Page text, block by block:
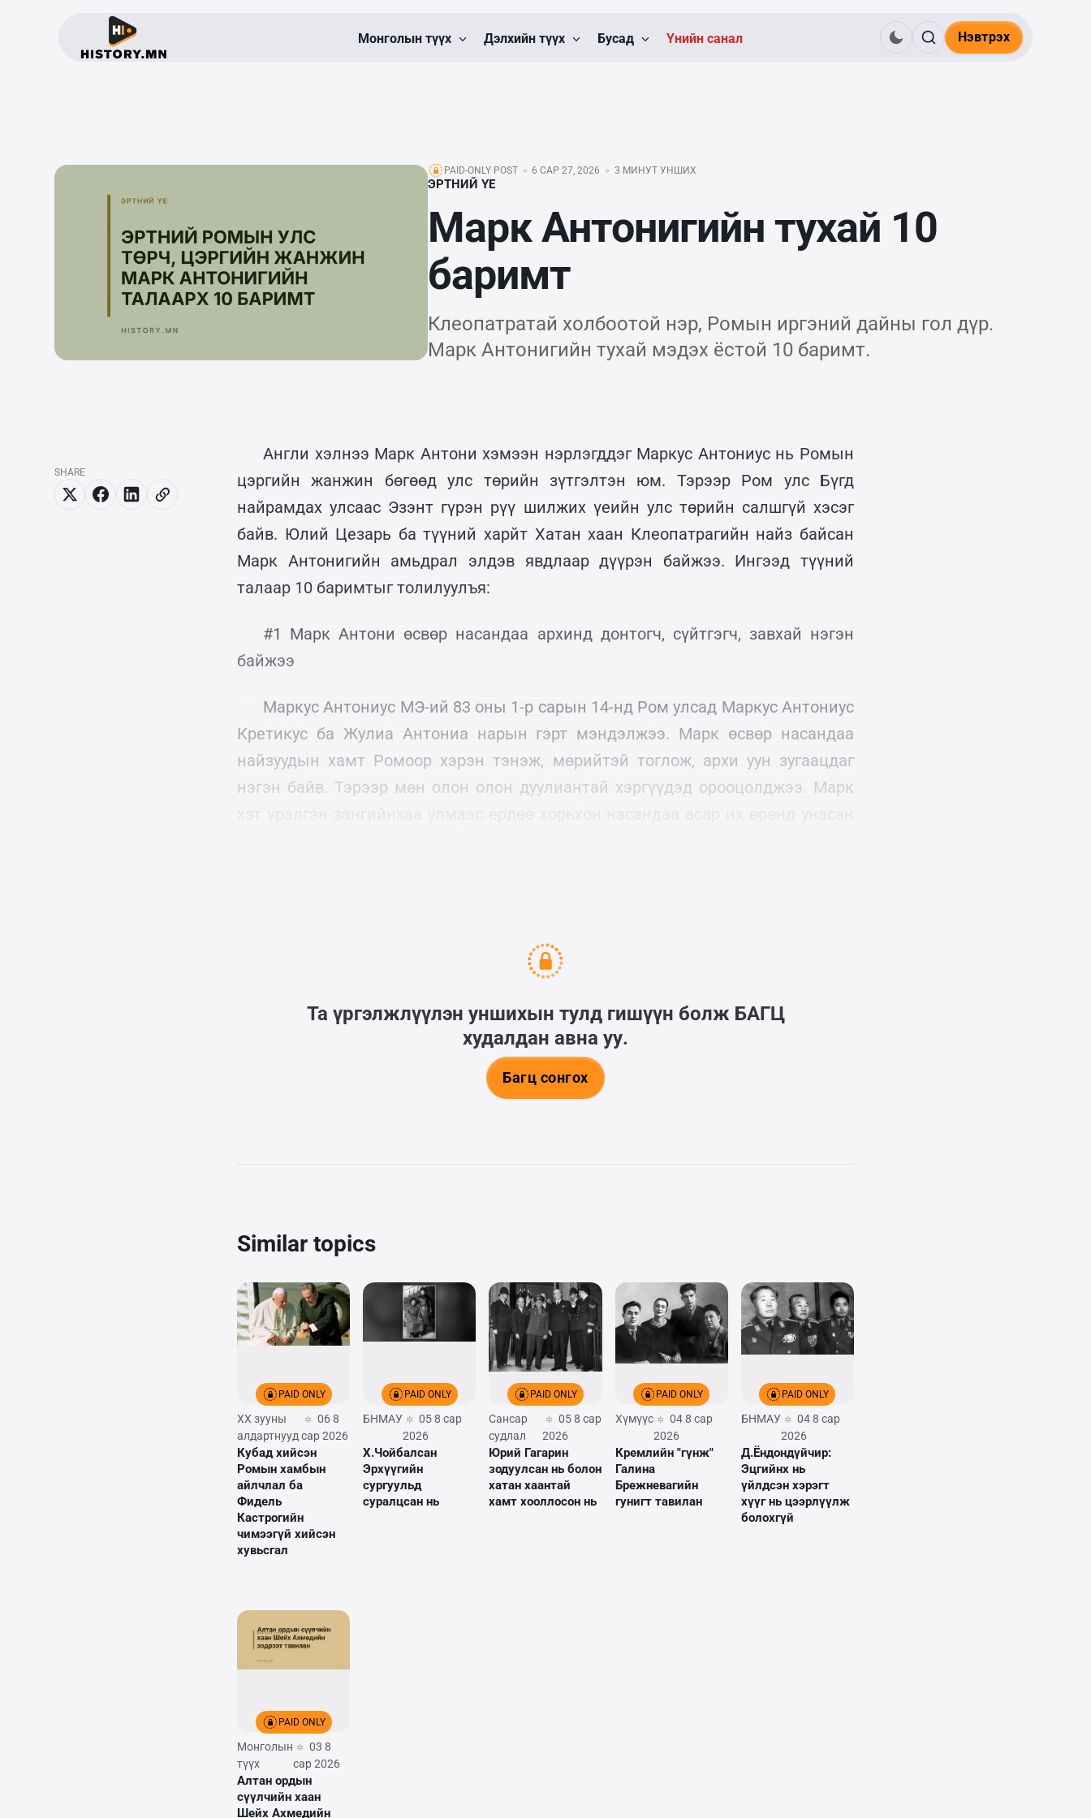
Монголын түүх Дэлхийн түүх Бусад Үнийн санал Нэвтрэх
PAID-ONLY POST 6 САР 27, 2026 3 МИНУТ УНШИХ
ЭРТНИЙ ҮЕ
Марк Антонигийн тухай 10
баримт
Клеопатратай холбоотой нэр, Ромын иргэний дайны гол дүр.
Марк Антонигийн тухай мэдэх ёстой 10 баримт.
Англи хэлнээ Марк Антони хэмээн нэрлэгддэг Маркус Антониус нь Ромын
цэргийн жанжин бөгөөд улс төрийн зүтгэлтэн юм. Тэрээр Ром улс Бүгд
найрамдах улсаас Эзэнт гүрэн рүү шилжих үеийн улс төрийн салшгүй хэсэг
байв. Юлий Цезарь ба түүний харйт Хатан хаан Клеопатрагийн найз байсан
Марк Антонигийн амьдрал элдэв явдлаар дүүрэн байжээ. Ингээд түүний
талаар 10 баримтыг толилуулъя:
#1 Марк Антони өсвөр насандаа архинд донтогч, сүйтгэгч, завхай нэгэн
байжээ
Маркус Антониус МЭ-ий 83 оны 1-р сарын 14-нд Ром улсад Маркус Антониус
Кретикус ба Жулиа Антониа нарын гэрт мэндэлжээ. Марк өсвөр насандаа
найзуудын хамт Ромоор хэрэн тэнэж, мөрийтэй тоглож, архи уун зугаацдаг
нэгэн байв. Тэрээр мөн олон олон дуулиантай хэргүүдэд орооцолджээ. Марк
Та үргэлжлүүлэн уншихын тулд гишүүн болж БАГЦ
худалдан авна уу.
Багц сонгох
SHARE
Similar topics
PAID ONLY
XX зууны
алдартнууд
06 8
сар 2026
Кубад хийсэн
Ромын хамбын
айлчлал ба
Фидель
Кастрогийн
чимээгүй хийсэн
хувьсгал
PAID ONLY
БНМАУ
05 8 сар
2026
Х.Чойбалсан
Эрхүүгийн
сургуульд
суралцсан нь
PAID ONLY
Сансар
судлал
05 8 сар
2026
Юрий Гагарин
зодуулсан нь болон
хатан хаантай
хамт хооллосон нь
PAID ONLY
Хүмүүс
04 8 сар
2026
Кремлийн "гүнж"
Галина
Брежневагийн
гунигт тавилан
PAID ONLY
БНМАУ
04 8 сар
2026
Д.Ёндондүйчир:
Эцгийнх нь
үйлдсэн хэрэгт
хүүг нь цээрлүүлж
болохгүй
PAID ONLY
Монголын
түүх
03 8
сар 2026
Алтан ордын
сүүлчийн хаан
Шейх Ахмедийн